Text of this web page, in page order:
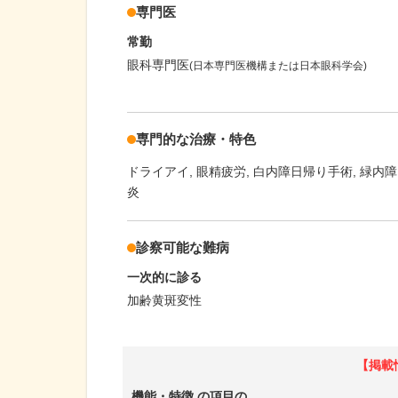
専門医
常勤
眼科専門医(日本専門医機構または日本眼科学会)
専門的な治療・特色
ドライアイ 眼精疲労 白内障日帰り手術 緑内障
炎
診察可能な難病
一次的に診る
加齢黄斑変性
【掲